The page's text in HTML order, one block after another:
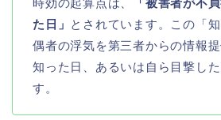
た日」 とされています。この「
偶者の浮気を第三者からの情報
知った日、あるいは自ら目撃し
す。